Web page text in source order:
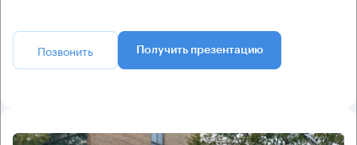
Позвонить Получить презентацию